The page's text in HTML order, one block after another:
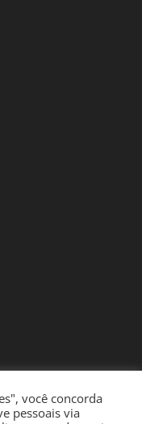
você concorda
pessoais via